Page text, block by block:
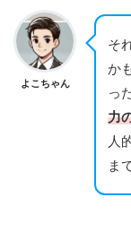
よこちゃん
そ
か
っ
力
人
ま